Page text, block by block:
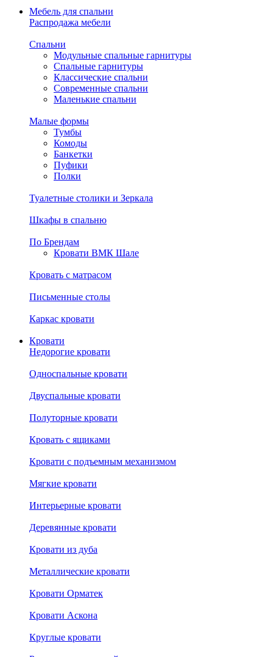
Мебель для спальни
Распродажа мебели
Спальни
Модульные спальные гарнитуры
Спальные гарнитуры
Классические спальни
Современные спальни
Маленькие спальни
Малые формы
Тумбы
Комоды
Банкетки
Пуфики
Полки
Туалетные столики и Зеркала
Шкафы в спальню
По Брендам
Кровати ВМК Шале
Кровать с матрасом
Письменные столы
Каркас кровати
Кровати
Недорогие кровати
Односпальные кровати
Двуспальные кровати
Полуторные кровати
Кровать с ящиками
Кровати с подъемным механизмом
Мягкие кровати
Интерьерные кровати
Деревянные кровати
Кровати из дуба
Металлические кровати
Кровати Орматек
Кровати Аскона
Круглые кровати